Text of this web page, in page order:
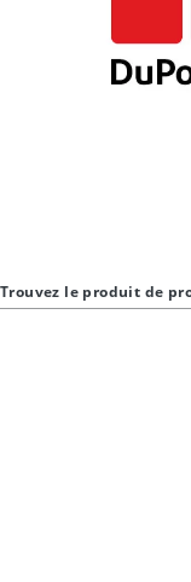
Trouvez le produit de